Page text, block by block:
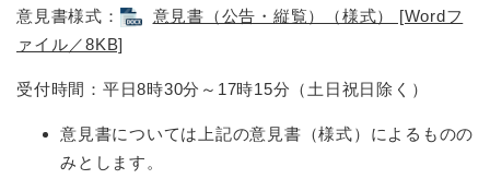
意見書様式：
意見書（公告・縦覧）（様式） [Wordフ
ァイル／8KB]
受付時間：平日8時30分～17時15分（土日祝日除く）
意見書については上記の意見書（様式）によるものの
みとします。